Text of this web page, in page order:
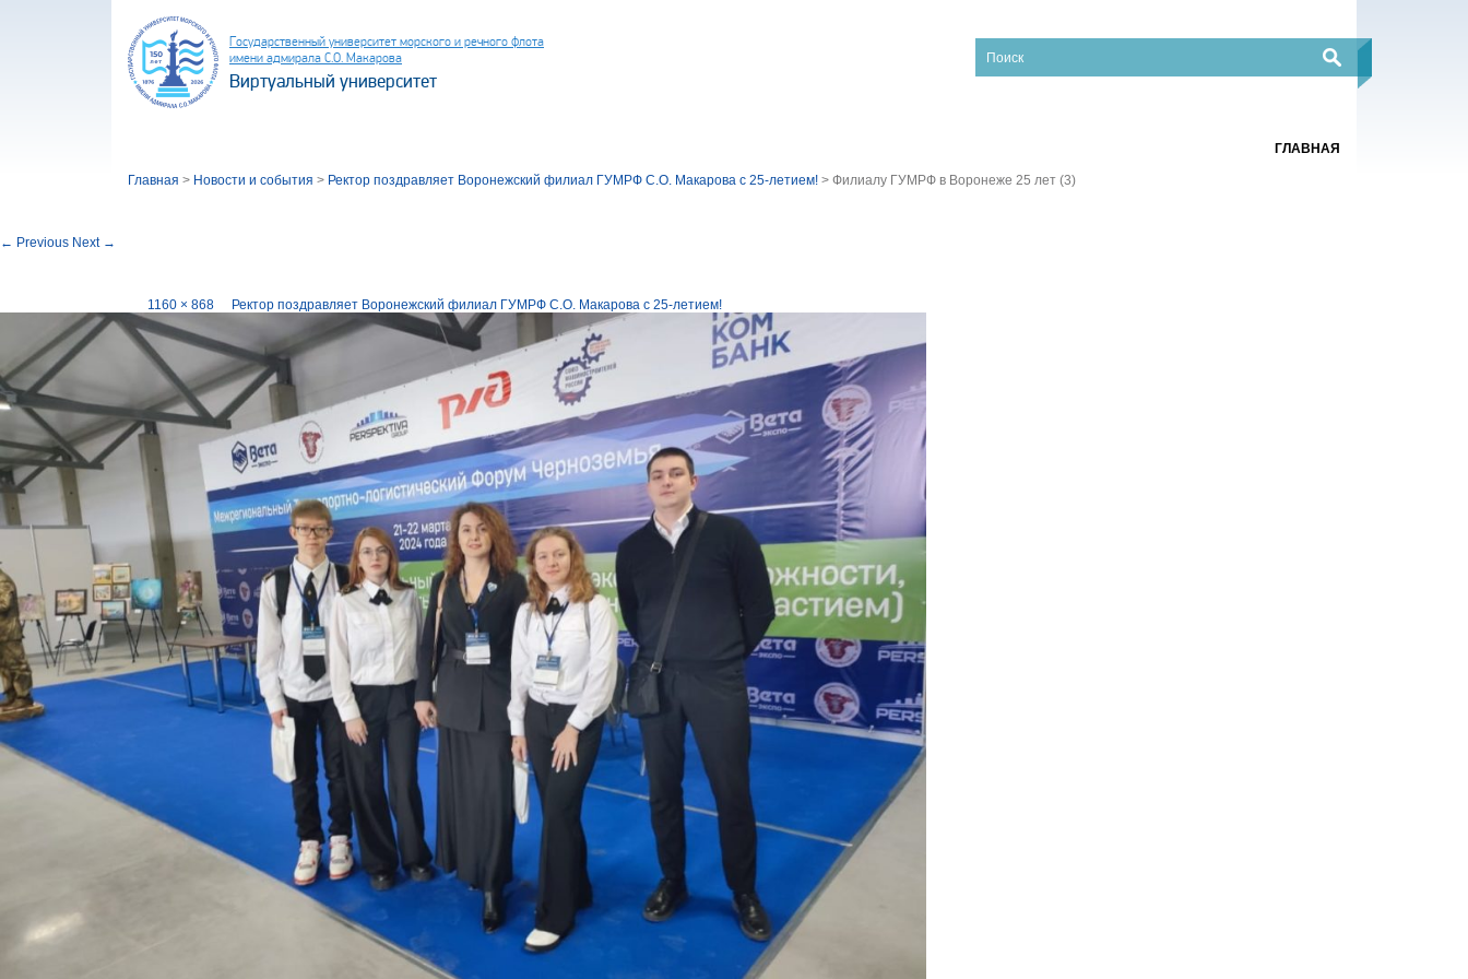
Государственный университет морского и речного флота
имени адмирала С.О. Макарова
Виртуальный университет
ГЛАВНАЯ
Главная > Новости и события > Ректор поздравляет Воронежский филиал ГУМРФ С.О. Макарова с 25-летием! > Филиалу ГУМРФ в Воронеже 25 лет (3)
← Previous Next →
1160 × 868 Ректор поздравляет Воронежский филиал ГУМРФ С.О. Макарова с 25-летием!